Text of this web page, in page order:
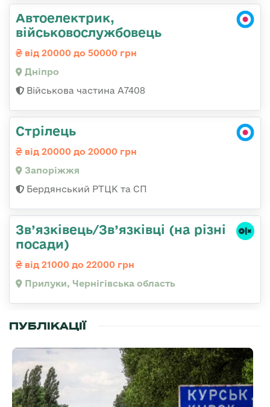
Автоелектрик,
військовослужбовець
від 20000 до 50000 грн
Дніпро
Військова частина А7408
Стрілець
від 20000 до 20000 грн
Запоріжжя
Бердянський РТЦК та СП
Зв’язківець/Зв’язківці (на різні
посади)
від 21000 до 22000 грн
Прилуки, Чернігівська область
ПУБЛІКАЦІЇ